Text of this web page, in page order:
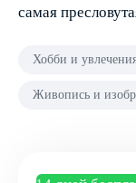
самая
Хобби и
Живопись и